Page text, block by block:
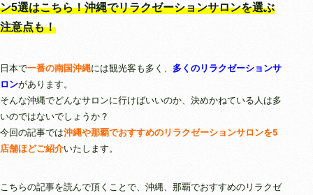
ン5選はこちら！沖縄でリラクゼーションサロンを選ぶ
注意点も！
日本で一番の南国沖縄には観光客も多く、 多くのリラクゼーションサ
ロンがあります。
そんな沖縄でどんなサロンに行けばいいのか、決めかねている人は多
いのではないでしょうか？
今回の記事では沖縄や那覇でおすすめのリラクゼーションサロンを5
店舗ほどご紹介いたします。
こちらの記事を読んで頂くことで、沖縄、那覇でおすすめのリラクゼ